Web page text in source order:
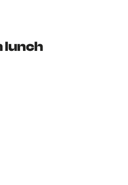
a
lunch